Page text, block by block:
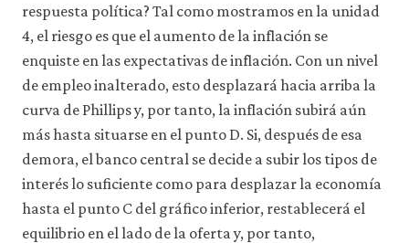
respuesta política? Tal como mostramos en la unidad
4, el riesgo es que el aumento de la inflación se
enquiste en las expectativas de inflación. Con un nivel
de empleo inalterado, esto desplazará hacia arriba la
curva de Phillips y, por tanto, la inflación subirá aún
más hasta situarse en el punto D. Si, después de esa
demora, el banco central se decide a subir los tipos de
interés lo suficiente como para desplazar la economía
hasta el punto C del gráfico inferior, restablecerá el
equilibrio en el lado de la oferta y, por tanto,